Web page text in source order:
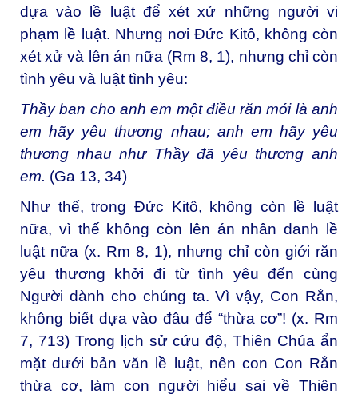
dựa vào lề luật để xét xử những người vi
phạm lề luật. Nhưng nơi Đức Kitô, không còn
xét xử và lên án nữa (Rm 8, 1), nhưng chỉ còn
tình yêu và luật tình yêu:
Thầy ban cho anh em một điều răn mới là anh
em hãy yêu thương nhau; anh em hãy yêu
thương nhau như Thầy đã yêu thương anh
em. (Ga 13, 34)
Như thế, trong Đức Kitô, không còn lề luật
nữa, vì thế không còn lên án nhân danh lề
luật nữa (x. Rm 8, 1), nhưng chỉ còn giới răn
yêu thương khởi đi từ tình yêu đến cùng
Người dành cho chúng ta. Vì vậy, Con Rắn,
không biết dựa vào đâu để “thừa cơ”! (x. Rm
7, 713) Trong lịch sử cứu độ, Thiên Chúa ẩn
mặt dưới bản văn lề luật, nên con Con Rắn
thừa cơ, làm con người hiểu sai về Thiên